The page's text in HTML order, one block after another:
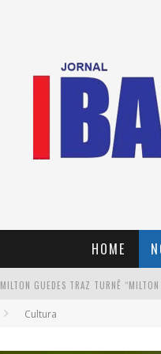
HOME
MILTON GUEDES TRAZ TURNÊ
Cultura